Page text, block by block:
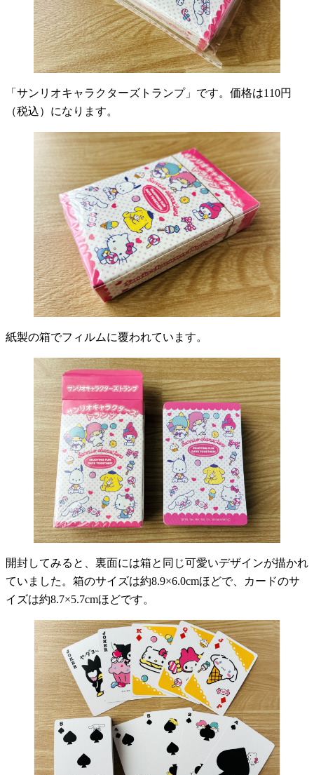
「サンリオキャラクターズトランプ」です。価格は110円
（税込）になります。
紙製の箱でフィルムに覆われています。
開封してみると、裏面には箱と同じ可愛いデザインが描かれ
ていました。箱のサイズは約8.9×6.0cmほどで、カードのサ
イズは約8.7×5.7cmほどです。